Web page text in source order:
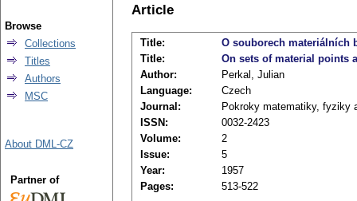
Article
Title:
O souborech materiálních
Title:
On sets of material points
Author:
Perkal, Julian
Language:
Czech
Journal:
Pokroky matematiky, fyziky
ISSN:
0032-2423
Volume:
2
Issue:
5
Year:
1957
Pages:
513-522
Browse
Collections
Titles
Authors
MSC
About DML-CZ
Partner of